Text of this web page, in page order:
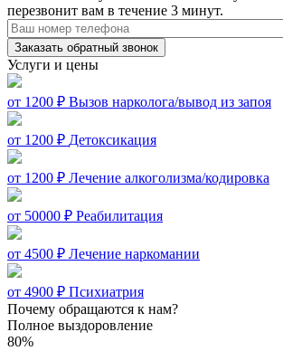
перезвонит вам в течение 3 минут.
Заказать обратный звонок
Услуги и цены
от 1200 ₽ Вызов нарколога/вывод из запоя
от 1200 ₽ Детоксикация
от 1200 ₽ Лечение алкоголизма/кодировка
от 50000 ₽ Реабилитация
от 4500 ₽ Лечение наркомании
от 4900 ₽ Психиатрия
Почему обращаются к нам?
Полное выздоровление
80%